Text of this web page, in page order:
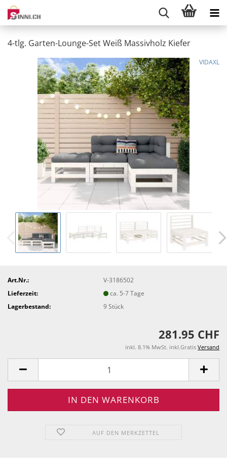
4-tlg. Garten-Lounge-Set Weiß Massivholz Kiefer
VIDAXL
Art.Nr.:
V-3186502
Lieferzeit:
ca. 5-7 Tage
Lagerbestand:
9Stück
281.95 CHF
inkl. 8.1% MwSt. inkl.Gratis Versand
AUF DEN MERKZETTEL